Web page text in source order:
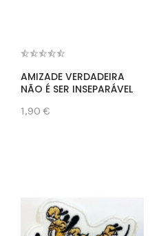
AMIZADE VERDADEIRA
NÃO É SER INSEPARÁVEL
1,90 €